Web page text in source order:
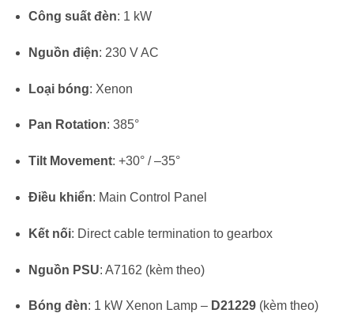
Công suất đèn: 1 kW
Nguồn điện: 230 V AC
Loại bóng: Xenon
Pan Rotation: 385°
Tilt Movement: +30° / –35°
Điều khiển: Main Control Panel
Kết nối: Direct cable termination to gearbox
Nguồn PSU: A7162 (kèm theo)
Bóng đèn: 1 kW Xenon Lamp – D21229(kèm theo)